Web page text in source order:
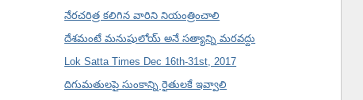
నేరచరిత్ర కలిగిన వారిని నియంత్రించాలి
దేశమంటే మనుషులోయ్ అనే సత్యాన్ని మరవద్దు
Lok Satta Times Dec 16th-31st, 2017
దిగుమతులపై సుంకాన్ని రైతులకే ఇవ్వాలి